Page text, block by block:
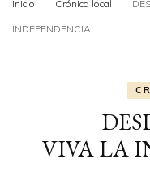
Inicio Crónica local
INDEPENDENCIA
VIVA LA